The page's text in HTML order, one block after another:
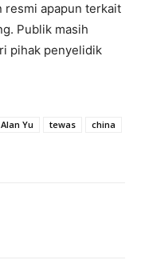
resmi apapun terkait
Publik masih
pihak penyelidik
Alan Yu tewas
china